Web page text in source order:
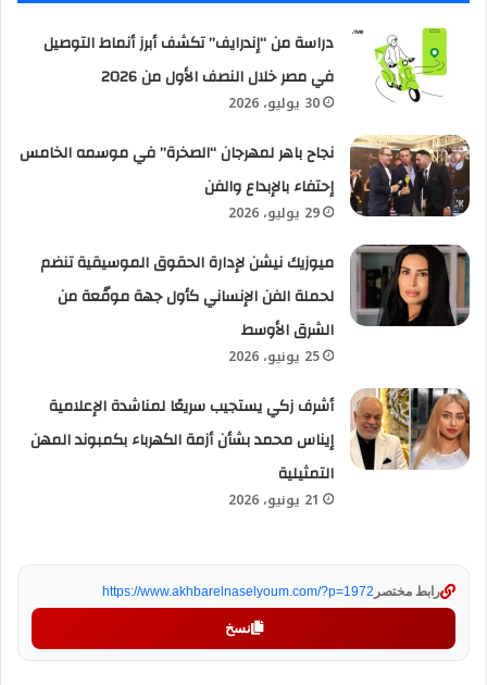
دراسة من “إندرايف” تكشف أبرز أنماط التوصيل
في مصر خلال النصف الأول من 2026
30 يوليو، 2026
نجاح باهر لمهرجان “الصخرة” في موسمه الخامس
إحتفاء بالإبداع والفن
29 يوليو، 2026
ميوزيك نيشن لإدارة الحقوق الموسيقية تنضم
لحملة الفن الإنساني كأول جهة موقّعة من
الشرق الأوسط
25 يونيو، 2026
أشرف زكي يستجيب سريعًا لمناشدة الإعلامية
إيناس محمد بشأن أزمة الكهرباء بكمبوند المهن
التمثيلية
21 يونيو، 2026
رابط مختصر https://www.akhbarelnaselyoum.com/?p=1972
نسخ